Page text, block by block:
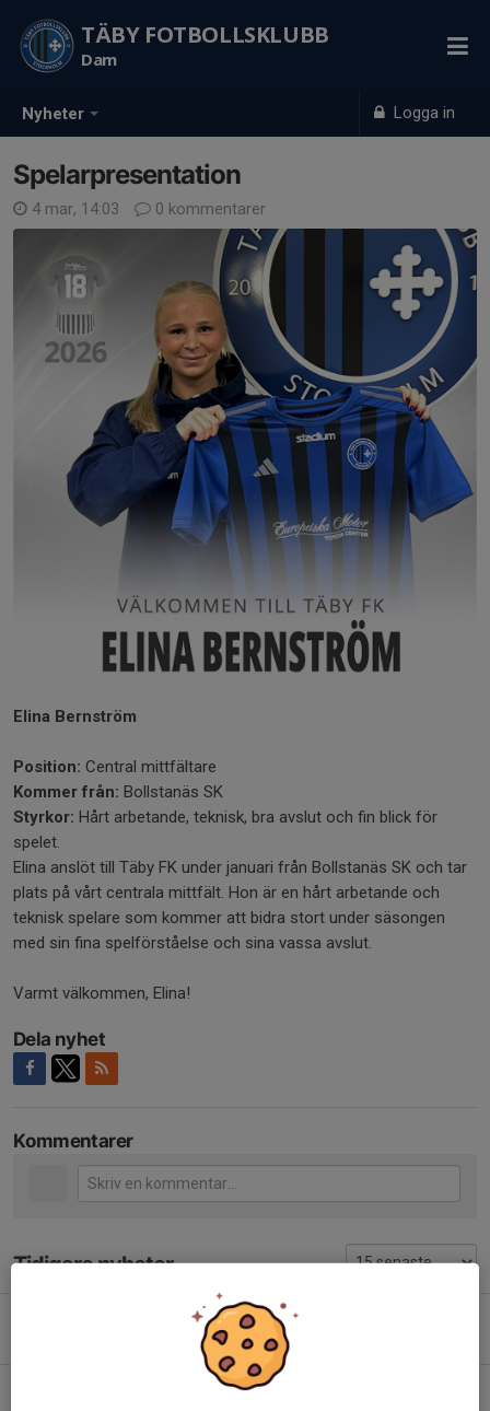
Nyheter Logga in
TÄBY FOTBOLLSKLUBB
Dam
Spelarpresentation
4 mar, 14:03 0 kommentarer
Elina Bernström
Position: Central mittfältare
Kommer från: Bollstanäs SK
Styrkor: Hårt arbetande, teknisk, bra avslut och fin blick för
spelet.
Elina anslöt till Täby FK under januari från Bollstanäs SK och tar
plats på vårt centrala mittfält. Hon är en hårt arbetande och
teknisk spelare som kommer att bidra stort under säsongen
med sin fina spelförståelse och sina vassa avslut.
Varmt välkommen, Elina!
Dela nyhet
Kommentarer
Tidigare nyheter
Spelarpresentation